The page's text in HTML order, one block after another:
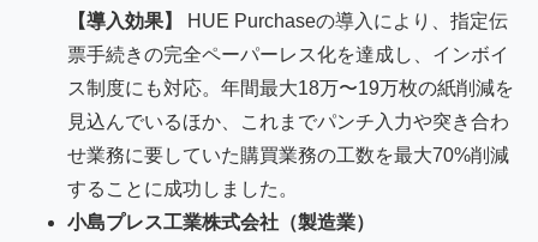
【導入効果】
HUE Purchaseの導入により、指定伝
票手続きの完全ペーパーレス化を達成し、インボイ
ス制度にも対応。年間最大18万〜19万枚の紙削減を
見込んでいるほか、これまでパンチ入力や突き合わ
せ業務に要していた購買業務の工数を最大70%削減
することに成功しました。
小島プレス工業株式会社（製造業）